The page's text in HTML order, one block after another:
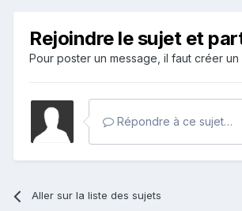
Rejoindre le sujet et
Pour poster un message, il faut créer
Répondre à ce sujet…
Aller sur la liste des sujets